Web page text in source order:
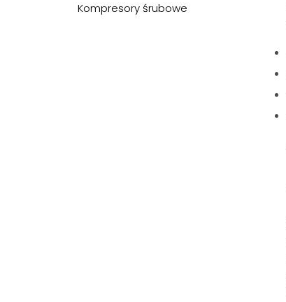
Kompresory śrubowe